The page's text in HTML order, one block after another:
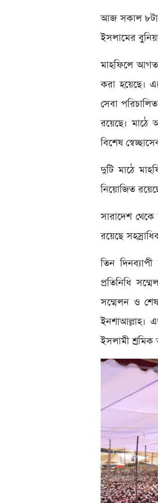
আজ সকাল ৮টা
ইসলামের
মাহফিলে আগত
করা হয়েছে।
সেবা
রয়েছে। মাঠে
বিশেষ
দুটি মাঠে
নিয়োজিত
সারাদেশ
রয়েছে
তিন
প্রতিনিধি
সম্মেলন ও
ইনশাআল্লাহ।
ইসলামী